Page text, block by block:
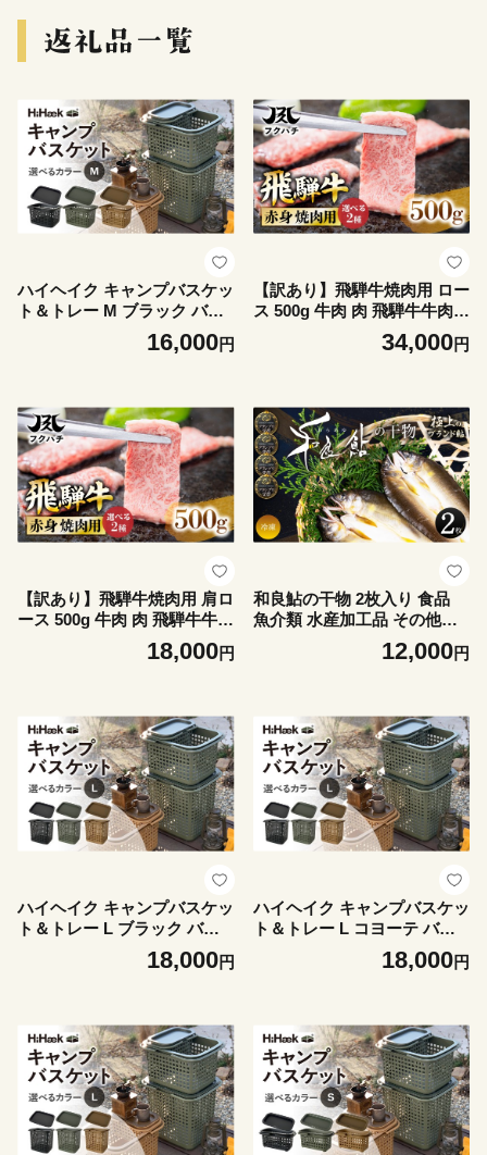
ハイヘイク キャンプバスケッ
ト＆トレー M ブラック バケ
ツ かご トートバッグ 収納 バ
貨 北欧 持ち運べる 便利グッ
ズ 八幡化成 バーベキュー キ
ャンプ アウトドア 蓋付き 蓋
付きかご バスケット
16,000円
【訳あり】飛騨牛焼肉用 ロー
ス 500g 牛肉 肉 飛騨牛牛肉
飛騨牛ロース 飛騨牛焼肉 飛
騨牛 ロース牛肉 ロース焼肉
ライス やきにく BBQ 牛肉
バーベキュー 牛肉 ロース ロ
ース肉 ローススライス やき
にく 焼き肉 郡上市 フクハチ
牛肉 肉 赤身 スライス
34,000円
【訳あり】飛騨牛焼肉用 肩ロ
ース 500g 牛肉 肉 飛騨牛牛肉
飛騨牛ロース 飛騨牛焼肉 飛
騨牛 ロース牛肉 ロース焼肉
ライス やきにく BBQ 牛肉
バーベキュー 牛肉 ロース ロ
ース肉 ローススライス やき
にく 焼き肉 郡上市 フクハチ
牛肉 肉 赤身 スライス
18,000円
和良鮎の干物 2枚入り 食品
魚介類 水産加工品 その他水
中骨なし 冷凍食品 惣菜 おか
12,000円
ハイヘイク キャンプバスケッ
ト＆トレー L ブラック バケ
ツ かご トートバッグ 収納 バ
貨 北欧 持ち運べる 便利グッ
ズ 八幡化成 バーベキュー キ
ャンプ アウトドア 蓋付き 蓋
付きかご バスケット
18,000円
ハイヘイク キャンプバスケッ
ト＆トレー L コヨーテ バケ
ツ かご トートバッグ 収納 バ
貨 北欧 持ち運べる 便利グッ
ズ 八幡化成 バーベキュー キ
ャンプ アウトドア 蓋付き 蓋
付きかご バスケット
18,000円